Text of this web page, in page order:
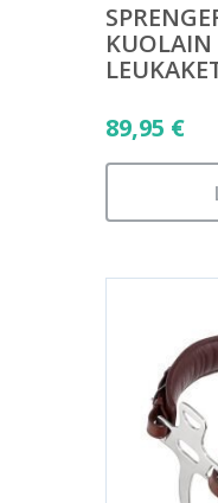
KUOLAIN
89,95 €